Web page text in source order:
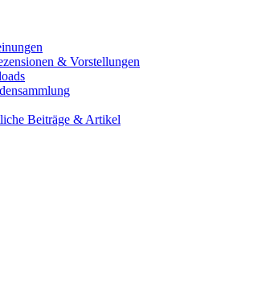
& Vorstellungen
Beiträge & Artikel